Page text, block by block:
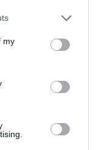
or more Google
You may click to
third-party tags to
in below Google
my